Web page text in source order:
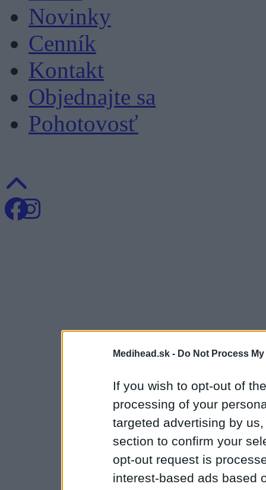
Medihead.sk - Do Not Process
If you wish to opt-out of
processing of your
targeted advertising by
section to confirm your
opt-out request is
interest-based ads based
Novinky
Cenník
Kontakt
Objednajte sa
Pohotovosť